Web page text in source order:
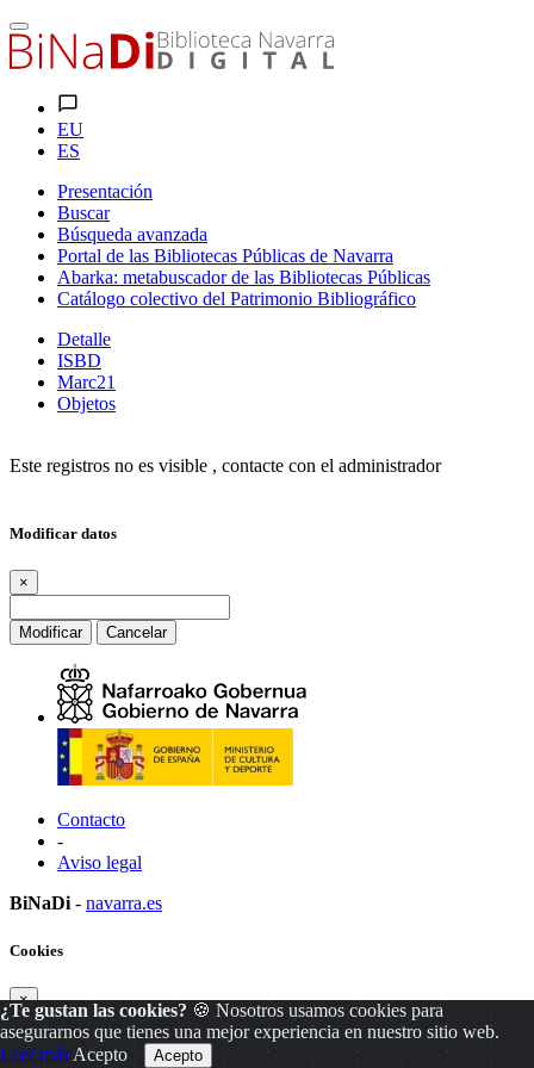
EU
ES
Presentación
Buscar
Búsqueda avanzada
Portal de las Bibliotecas Públicas de Navarra
Abarka: metabuscador de las Bibliotecas Públicas
Catálogo colectivo del Patrimonio Bibliográfico
Detalle
ISBD
Marc21
Objetos
Este registros no es visible , contacte con el administrador
Modificar datos
×
Modificar Cancelar
Contacto
-
Aviso legal
BiNaDi - navarra.es
¿Te gustan las cookies? 🍪 Nosotros usamos cookies para
asegurarnos que tienes una mejor experiencia en nuestro sitio web.
Leer más Acepto
Cookies
×